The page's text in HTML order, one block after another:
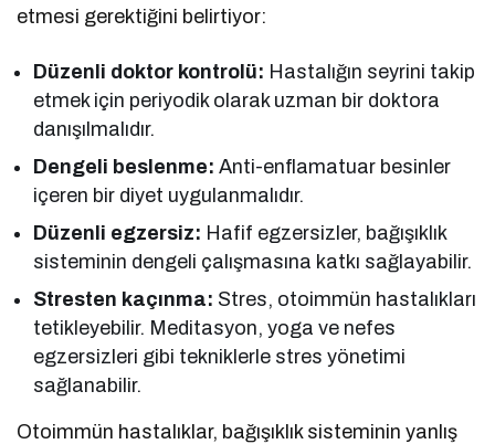
etmesi gerektiğini belirtiyor:
Düzenli doktor kontrolü: Hastalığın seyrini takip
etmek için periyodik olarak uzman bir doktora
danışılmalıdır.
Dengeli beslenme: Anti-enflamatuar besinler
içeren bir diyet uygulanmalıdır.
Düzenli egzersiz: Hafif egzersizler, bağışıklık
sisteminin dengeli çalışmasına katkı sağlayabilir.
Stresten kaçınma: Stres, otoimmün hastalıkları
tetikleyebilir. Meditasyon, yoga ve nefes
egzersizleri gibi tekniklerle stres yönetimi
sağlanabilir.
Otoimmün hastalıklar, bağışıklık sisteminin yanlış